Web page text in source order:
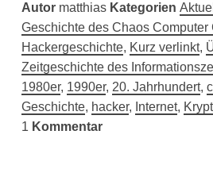
Autor matthias Kategorien
Geschichte des Chaos Computer
Hackergeschichte, Kurz verlinkt,
Zeitgeschichte des
1980er, 1990er, 20. Jahrhundert,
Geschichte, hacker, Internet,
1 Kommentar